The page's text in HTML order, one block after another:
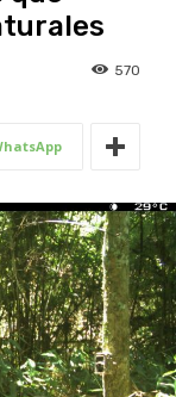
570